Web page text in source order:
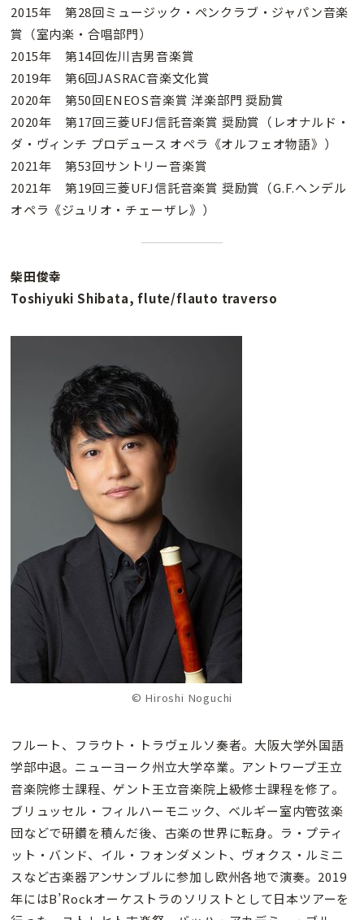
2015年 第28回ミュージック・ペンクラブ・ジャパン音楽
賞（室内楽・合唱部門）
2015年 第14回佐川吉男音楽賞
2019年 第6回JASRAC音楽文化賞
2020年 第50回ENEOS音楽賞 洋楽部門 奨励賞
2020年 第17回三菱UFJ信託音楽賞 奨励賞（レオナルド・
ダ・ヴィンチ プロデュース オペラ《オルフェオ物語》）
2021年 第53回サントリー音楽賞
2021年 第19回三菱UFJ信託音楽賞 奨励賞（G.F.ヘンデル
オペラ《ジュリオ・チェーザレ》）
柴田俊幸
Toshiyuki Shibata, flute/flauto traverso
© Hiroshi Noguchi
フルート、フラウト・トラヴェルソ奏者。大阪大学外国語
学部中退。ニューヨーク州立大学卒業。アントワープ王立
音楽院修士課程、ゲント王立音楽院上級修士課程を修了。
ブリュッセル・フィルハーモニック、ベルギー室内管弦楽
団などで研鑽を積んだ後、古楽の世界に転身。ラ・プティ
ット・バンド、イル・フォンダメント、ヴォクス・ルミニ
スなど古楽器アンサンブルに参加し欧州各地で演奏。2019
年にはB’Rockオーケストラのソリストとして日本ツアーを